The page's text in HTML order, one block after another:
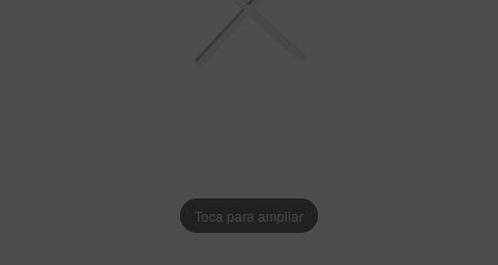
Toca para ampliar